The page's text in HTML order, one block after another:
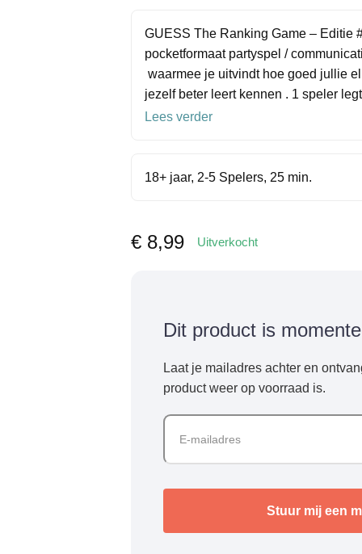
GUESS The Ranking Game – Editie
pocketformaat partyspel /
waarmee je uitvindt hoe goed jullie
jezelf beter leert kennen . 1 speler
Lees verder
18+ jaar, 2-5 Spelers, 25 min.
€ 8,99 Uitverkocht
Dit product is
Laat je mailadres achter en
product weer op voorraad is.